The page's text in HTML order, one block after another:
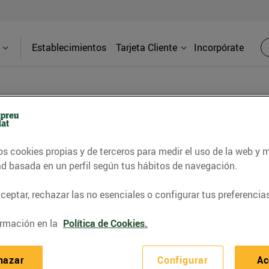
Establecimientos Tarjeta Cliente Incorpórate
los supermercados Bonpreu y Esclat a través de
cookies propias y de terceros para medir el uso de la web y
basada en un perfil según tus hábitos de navegación.
rechazar las no esenciales o configurar tus
en la Política de Cookies.
Configurar